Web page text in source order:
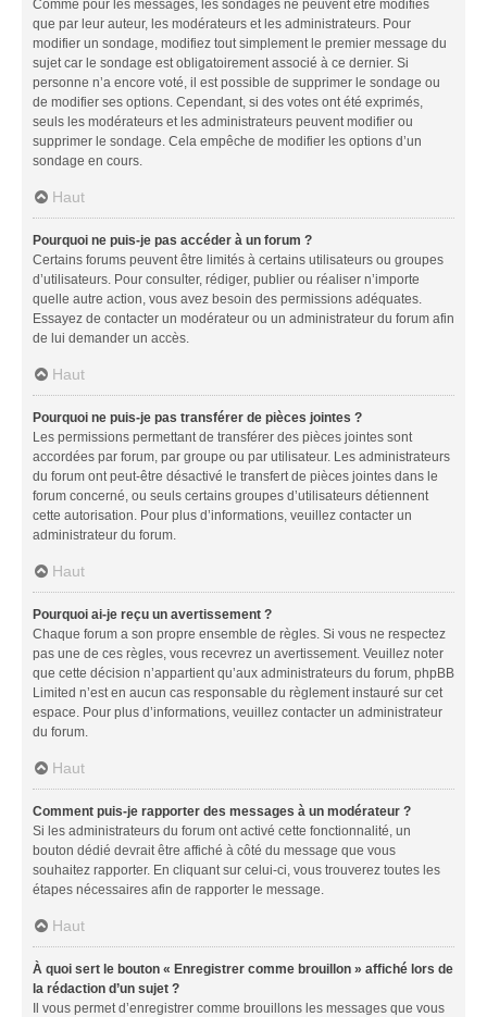
Comme pour les messages, les sondages ne peuvent être modifiés
que par leur auteur, les modérateurs et les administrateurs. Pour
modifier un sondage, modifiez tout simplement le premier message du
sujet car le sondage est obligatoirement associé à ce dernier. Si
personne n’a encore voté, il est possible de supprimer le sondage ou
de modifier ses options. Cependant, si des votes ont été exprimés,
seuls les modérateurs et les administrateurs peuvent modifier ou
supprimer le sondage. Cela empêche de modifier les options d’un
sondage en cours.
Haut
Pourquoi ne puis-je pas accéder à un forum ?
Certains forums peuvent être limités à certains utilisateurs ou groupes
d’utilisateurs. Pour consulter, rédiger, publier ou réaliser n’importe
quelle autre action, vous avez besoin des permissions adéquates.
Essayez de contacter un modérateur ou un administrateur du forum afin
de lui demander un accès.
Haut
Pourquoi ne puis-je pas transférer de pièces jointes ?
Les permissions permettant de transférer des pièces jointes sont
accordées par forum, par groupe ou par utilisateur. Les administrateurs
du forum ont peut-être désactivé le transfert de pièces jointes dans le
forum concerné, ou seuls certains groupes d’utilisateurs détiennent
cette autorisation. Pour plus d’informations, veuillez contacter un
administrateur du forum.
Haut
Pourquoi ai-je reçu un avertissement ?
Chaque forum a son propre ensemble de règles. Si vous ne respectez
pas une de ces règles, vous recevrez un avertissement. Veuillez noter
que cette décision n’appartient qu’aux administrateurs du forum, phpBB
Limited n’est en aucun cas responsable du règlement instauré sur cet
espace. Pour plus d’informations, veuillez contacter un administrateur
du forum.
Haut
Comment puis-je rapporter des messages à un modérateur ?
Si les administrateurs du forum ont activé cette fonctionnalité, un
bouton dédié devrait être affiché à côté du message que vous
souhaitez rapporter. En cliquant sur celui-ci, vous trouverez toutes les
étapes nécessaires afin de rapporter le message.
Haut
À quoi sert le bouton « Enregistrer comme brouillon » affiché lors de
la rédaction d’un sujet ?
Il vous permet d’enregistrer comme brouillons les messages que vous